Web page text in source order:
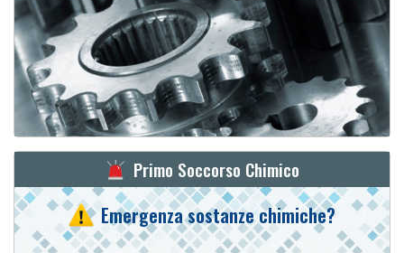
Primo Soccorso Chimico
Emergenza sostanze chimiche?